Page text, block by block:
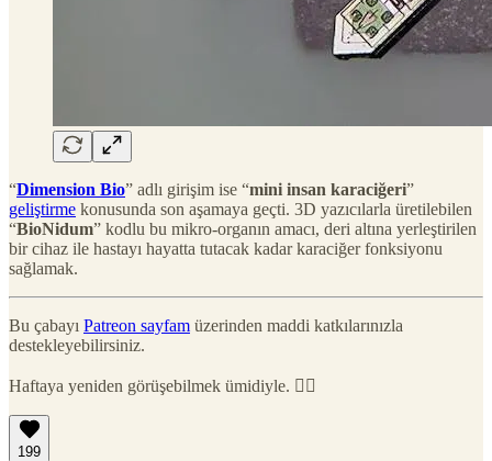
“Dimension Bio” adlı girişim ise “mini insan karaciğeri”
geliştirme konusunda son aşamaya geçti. 3D yazıcılarla üretilebilen
“BioNidum” kodlu bu mikro-organın amacı, deri altına yerleştirilen
bir cihaz ile hastayı hayatta tutacak kadar karaciğer fonksiyonu
sağlamak.
Bu çabayı Patreon sayfam üzerinden maddi katkılarınızla
destekleyebilirsiniz.
Haftaya yeniden görüşebilmek ümidiyle. 🙋‍♂️
199